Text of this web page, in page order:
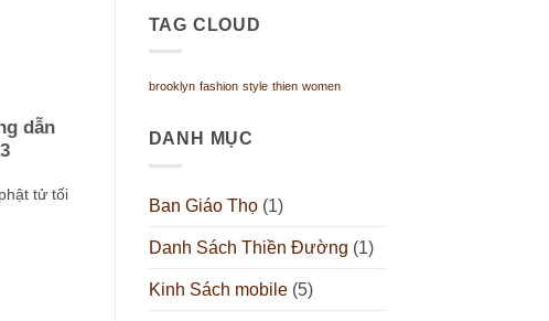
dẫn
tử tối
TAG CLOUD
brooklyn fashion style thien women
DANH MỤC
Ban Giáo Thọ(1)
Danh Sách Thiền Đường (1)
Kinh Sách mobile(5)